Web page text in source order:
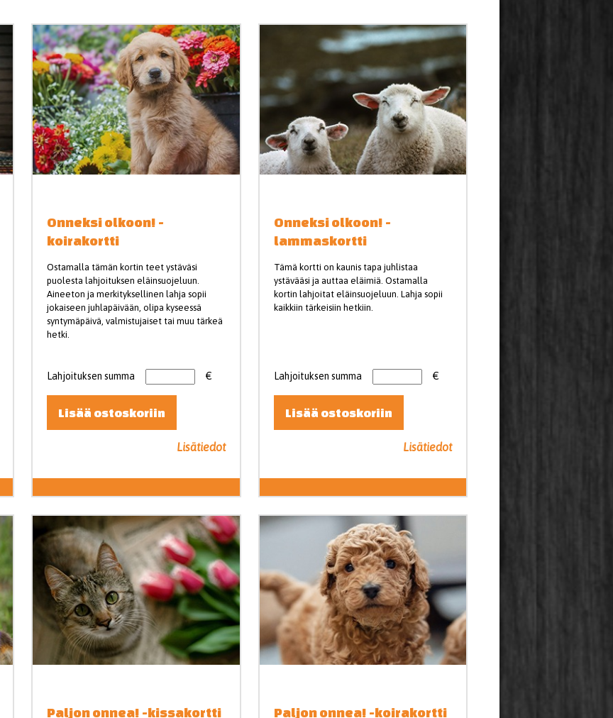
Onneksi olkoon! -
koirakortti
Ostamalla tämän kortin teet ystäväsi
puolesta lahjoituksen eläinsuojeluun.
Aineeton ja merkityksellinen lahja sopii
jokaiseen juhlapäivään, olipa kyseessä
syntymäpäivä, valmistujaiset tai muu tärkeä
hetki.
Lahjoituksen summa €
Lisää ostoskoriin
Lisätiedot
Onneksi olkoon! -
lammaskortti
Tämä kortti on kaunis tapa juhlistaa
ystävääsi ja auttaa eläimiä. Ostamalla
kortin lahjoitat eläinsuojeluun. Lahja sopii
kaikkiin tärkeisiin hetkiin.
Lahjoituksen summa €
Lisää ostoskoriin
Lisätiedot
Paljon onnea! -kissakortti Paljon onnea! -koirakortti